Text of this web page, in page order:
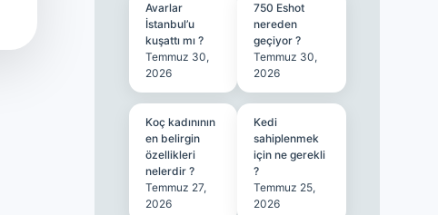
Avarlar
İstanbul’u
kuşattı mı ?
Temmuz 30,
2026
750 Eshot
nereden
geçiyor ?
Temmuz 30,
2026
Koç kadınının
en belirgin
özellikleri
nelerdir ?
Temmuz 27,
2026
Kedi
sahiplenmek
için ne gerekli
?
Temmuz 25,
2026